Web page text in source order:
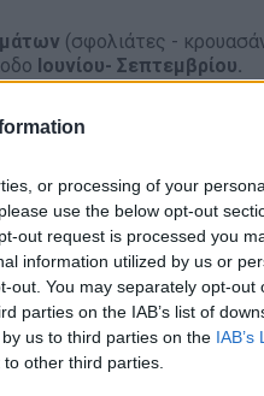
or processing of your
use the below opt-out
out request is processed you
information utilized by us or
out. You may separately opt-out
parties on the IAB’s list of
us to third parties on the IAB’s
other third parties.
(σφολιάτες -
Ιουνίου- Σεπτεμβρίου.